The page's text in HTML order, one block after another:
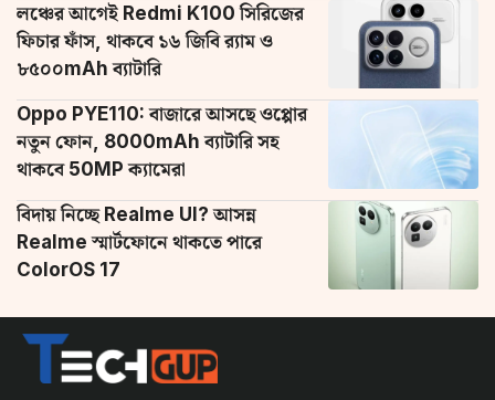
লঞ্চের আগেই Redmi K100 সিরিজের
ফিচার ফাঁস, থাকবে ১৬ জিবি র‌্যাম ও
৮৫০০mAh ব্যাটারি
Oppo PYE110: বাজারে আসছে ওপ্পোর
নতুন ফোন, 8000mAh ব্যাটারি সহ
থাকবে 50MP ক্যামেরা
বিদায় নিচ্ছে Realme UI? আসন্ন
Realme স্মার্টফোনে থাকতে পারে
ColorOS 17